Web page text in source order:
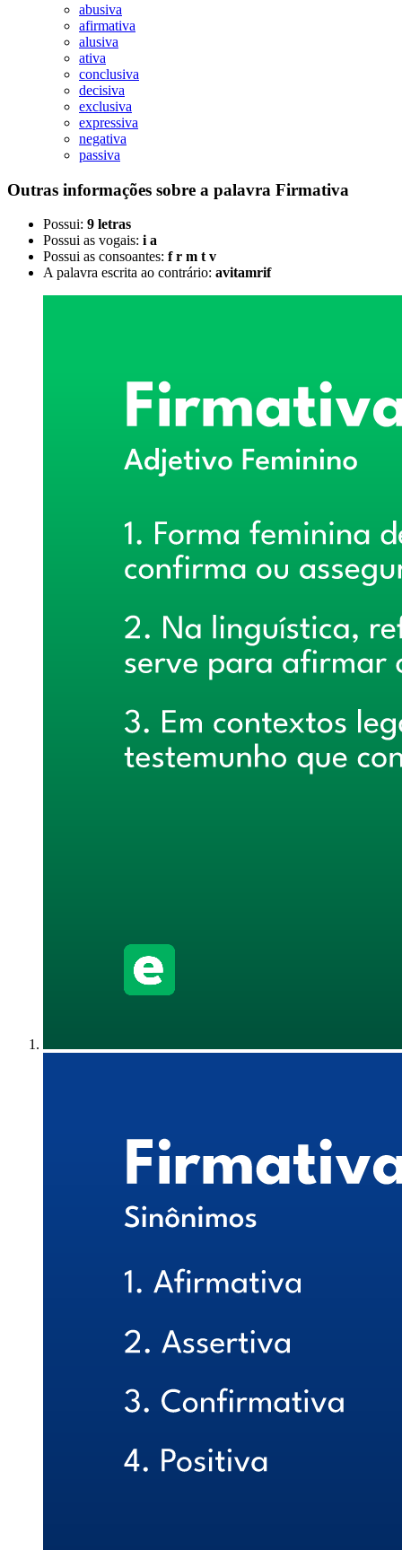
abusiva
afirmativa
alusiva
ativa
conclusiva
decisiva
exclusiva
expressiva
negativa
passiva
Outras informações sobre a palavra Firmativa
Possui: 9 letras
Possui as vogais: i a
Possui as consoantes: f r m t v
A palavra escrita ao contrário: avitamrif